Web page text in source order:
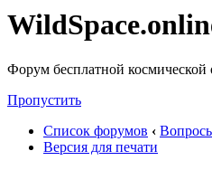
Форум бесплатной космической
Пропустить
Список форумов ‹
Версия для печати